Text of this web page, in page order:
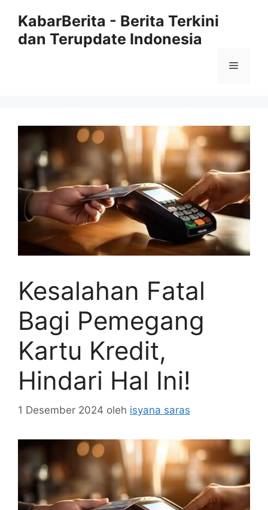
KabarBerita - Berita Terkini
dan Terupdate Indonesia
Menu
Kesalahan Fatal
Bagi Pemegang
Kartu Kredit,
Hindari Hal Ini!
1 Desember 2024 oleh isyana saras